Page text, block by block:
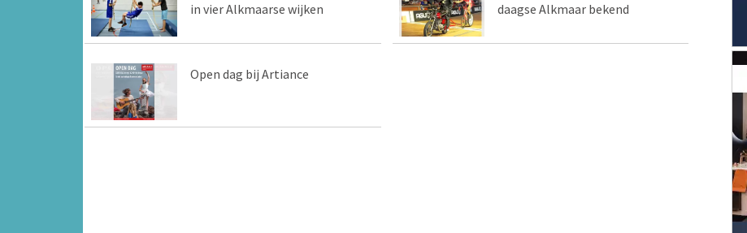
in vier Alkmaarse wijken
daagse Alkmaar bekend
Open dag bij Artiance